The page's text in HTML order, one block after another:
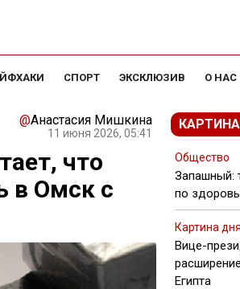
СПОРТ ЭКСКЛЮЗИВ О НАС
@Анастасия Мишкина
11 июня 2026, 05:41
что
в Омск с
Общество
Запашный:
по
Картина дня
Вице-
Египта